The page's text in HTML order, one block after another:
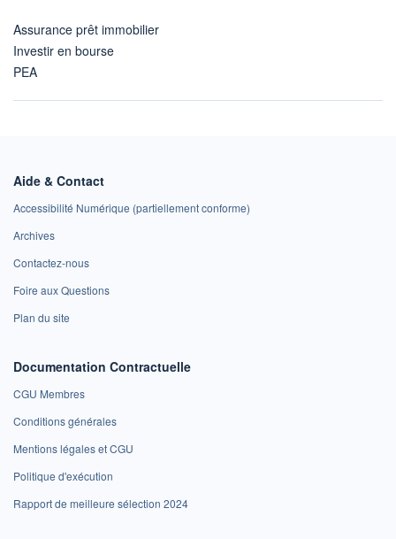
Assurance prêt immobilier
Investir en bourse
PEA
Aide & Contact
Accessibilité Numérique (partiellement conforme)
Archives
Contactez-nous
Foire aux Questions
Plan du site
Documentation Contractuelle
CGU Membres
Conditions générales
Mentions légales et CGU
Politique d'exécution
Rapport de meilleure sélection 2024